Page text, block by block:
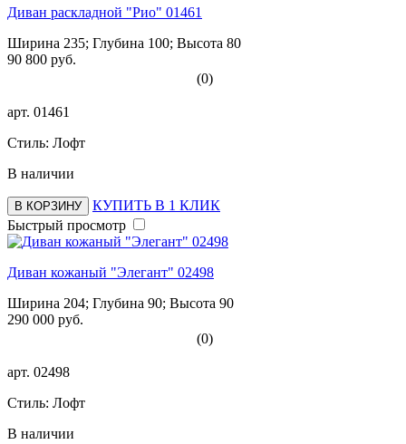
Диван раскладной "Рио" 01461
Ширина 235; Глубина 100; Высота 80
90 800 руб.
(0)
арт. 01461
Стиль: Лофт
В наличии
В КОРЗИНУ
КУПИТЬ В 1 КЛИК
Быстрый просмотр
Диван кожаный "Элегант" 02498
Ширина 204; Глубина 90; Высота 90
290 000 руб.
(0)
арт. 02498
Стиль: Лофт
В наличии